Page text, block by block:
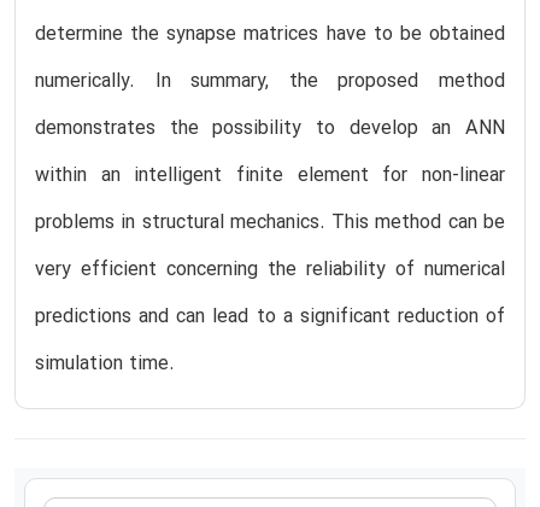
determine the synapse matrices have to be obtained
numerically. In summary, the proposed method
demonstrates the possibility to develop an ANN
within an intelligent finite element for non-linear
problems in structural mechanics. This method can be
very efficient concerning the reliability of numerical
predictions and can lead to a significant reduction of
simulation time.